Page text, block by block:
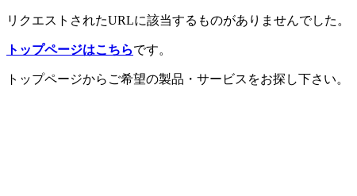
リクエストされたURLに該当するものがありませんでした。
トップページはこちらです。
トップページからご希望の製品・サービスをお探し下さい。